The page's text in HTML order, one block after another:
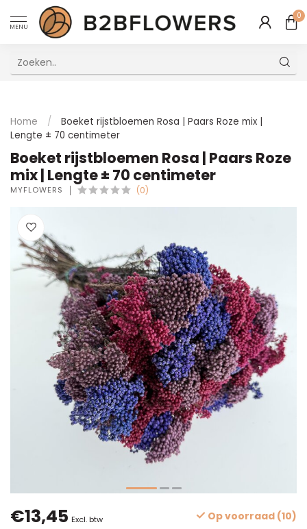
MENU
0
Home /
Boeket rijstbloemen Rosa | Paars Roze mix |
Lengte ± 70 centimeter
Boeket rijstbloemen Rosa | Paars Roze
mix | Lengte ± 70 centimeter
MYFLOWERS (0)
€13,45 Excl. btw Op voorraad (10)